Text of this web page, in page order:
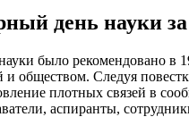
день науки
было рекомендовано в
и обществом. Следуя
плотных связей в
аспиранты,